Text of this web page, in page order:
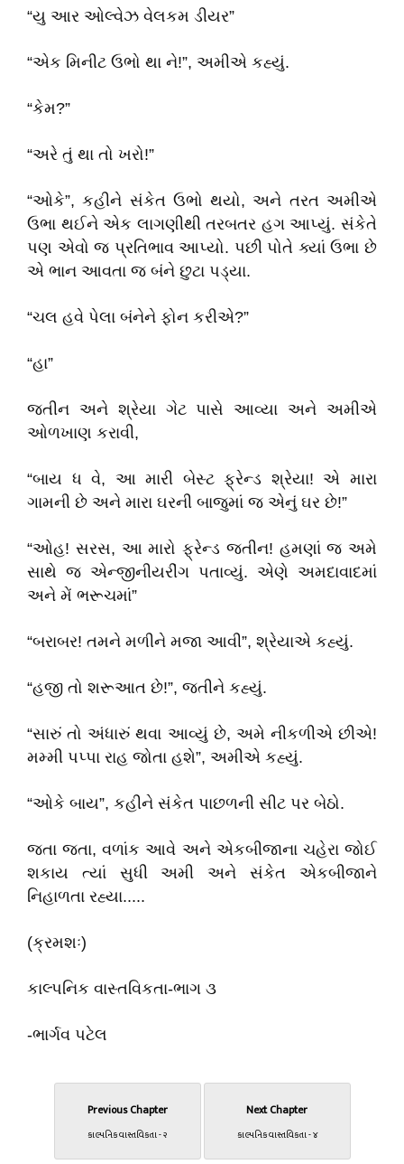
“યુ આર ઓલ્વેઝ વેલકમ ડીયર”
“એક મિનીટ ઉભો થા ને!”, અમીએ કહ્યું.
“કેમ?”
“અરે તું થા તો ખરો!”
“ઓકે”, કહીને સંકેત ઉભો થયો, અને તરત અમીએ
ઉભા થઈને એક લાગણીથી તરબતર હગ આપ્યું. સંકેતે
પણ એવો જ પ્રતિભાવ આપ્યો. પછી પોતે ક્યાં ઉભા છે
એ ભાન આવતા જ બંને છુટા પડ્યા.
“ચલ હવે પેલા બંનેને ફોન કરીએ?”
“હા”
જતીન અને શ્રેયા ગેટ પાસે આવ્યા અને અમીએ
ઓળખાણ કરાવી,
“બાય ધ વે, આ મારી બેસ્ટ ફ્રેન્ડ શ્રેયા! એ મારા
ગામની છે અને મારા ઘરની બાજુમાં જ એનું ઘર છે!”
“ઓહ! સરસ, આ મારો ફ્રેન્ડ જતીન! હમણાં જ અમે
સાથે જ એન્જીનીયરીંગ પતાવ્યું. એણે અમદાવાદમાં
અને મેં ભરૂચમાં”
“બરાબર! તમને મળીને મજા આવી”, શ્રેયાએ કહ્યું.
“હજી તો શરૂઆત છે!”, જતીને કહ્યું.
“સારું તો અંધારું થવા આવ્યું છે, અમે નીકળીએ છીએ!
મમ્મી પપ્પા રાહ જોતા હશે”, અમીએ કહ્યું.
“ઓકે બાય”, કહીને સંકેત પાછળની સીટ પર બેઠો.
જતા જતા, વળાંક આવે અને એકબીજાના ચહેરા જોઈ
શકાય ત્યાં સુધી અમી અને સંકેત એકબીજાને
નિહાળતા રહ્યા.....
(ક્રમશઃ)
કાલ્પનિક વાસ્તવિકતા-ભાગ ૩
-ભાર્ગવ પટેલ
Previous Chapter
કાલ્પનિક વાસ્તવિકતા - ૨
Next Chapter
કાલ્પનિક વાસ્તવિકતા - ૪